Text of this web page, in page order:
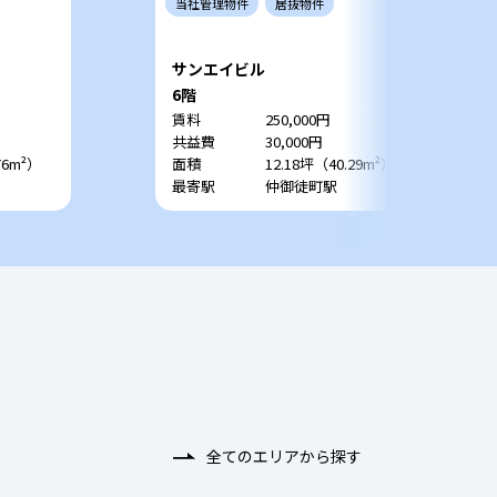
）
サンエイビル
6階
賃料
250,000円
共益費
30,000円
面積
12.18坪（40.29m²）
最寄駅
仲御徒町駅
全てのエリアから探す